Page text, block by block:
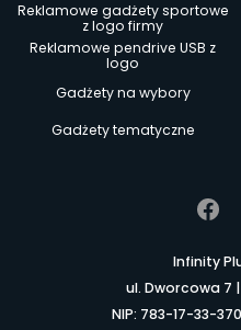
Reklamowe gadżety sportowe
z logo firmy
Reklamowe pendrive USB z
logo
Gadżety na wybory
Gadżety tematyczne
Infinity
ul. Dworcowa 7
NIP: 783-17-33-